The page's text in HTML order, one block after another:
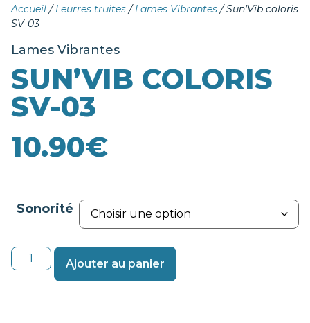
Accueil/ Leurres truites/ Lames Vibrantes/ Sun’Vib coloris
SV-03
Lames Vibrantes
SUN’VIB COLORIS
SV-03
10.90€
Sonorité
Ajouter au panier